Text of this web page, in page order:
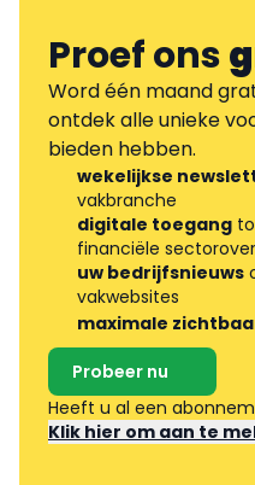
Proef ons
Word één maand
ontdek alle unieke
bieden hebben.
wekelijkse
vakbranche
digitale toegang
financiële
uw bedrijfsnieuws
vakwebsites
maximale
Probeer nu
Heeft u al een
Klik hier om aan te